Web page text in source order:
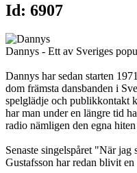
Id: 6907
Dannys - Ett av Sveriges
Dannys har sedan starten
dom främsta dansbanden i
spelglädje och publikkontakt
har man under en längre tid
radio nämligen den egna
Senaste singelspåret "När
Gustafsson har redan blivit